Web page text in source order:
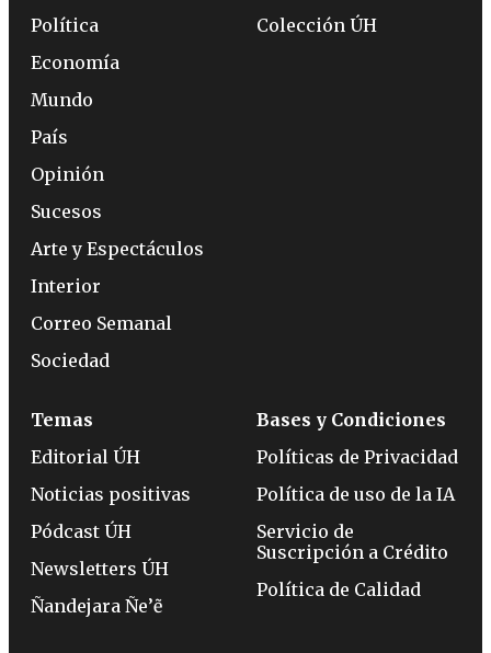
Política
Economía
Mundo
País
Opinión
Sucesos
Arte y Espectáculos
Interior
Correo Semanal
Sociedad
Colección ÚH
Temas
Editorial ÚH
Noticias positivas
Pódcast ÚH
Newsletters ÚH
Ñandejara Ñe’ẽ
Bases y Condiciones
Políticas de Privacidad
Política de uso de la IA
Servicio de
Suscripción a Crédito
Política de Calidad